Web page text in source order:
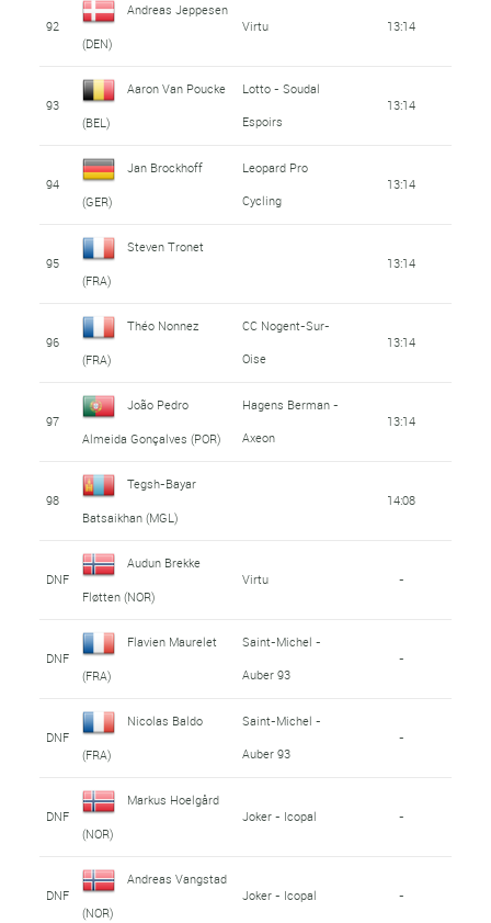
92
Andreas Jeppesen
(DEN)
Virtu 13:14
93
Aaron Van Poucke
(BEL)
Lotto - Soudal
Espoirs
13:14
94
Jan Brockhoff
(GER)
Leopard Pro
Cycling
13:14
95
Steven Tronet
(FRA)
13:14
96
Théo Nonnez
(FRA)
CC Nogent-Sur-
Oise
13:14
97
João Pedro
Almeida Gonçalves (POR)
Hagens Berman -
Axeon
13:14
98
Tegsh-Bayar
Batsaikhan (MGL)
14:08
DNF
Audun Brekke
Fløtten (NOR)
Virtu -
DNF
Flavien Maurelet
(FRA)
Saint-Michel -
Auber 93
-
DNF
Nicolas Baldo
(FRA)
Saint-Michel -
Auber 93
-
DNF
Markus Hoelgård
(NOR)
Joker - Icopal -
DNF
Andreas Vangstad
(NOR)
Joker - Icopal -